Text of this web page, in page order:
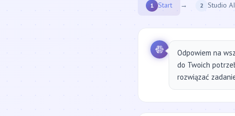
1 Start → 2 Studio AI
Odpowiem na
do Twoich
rozwiązać